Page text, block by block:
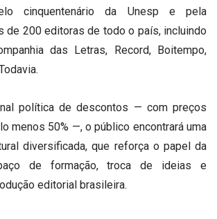
cinquentenário da Unesp e pela
de 200 editoras de todo o país, incluindo
das Letras, Record, Boitempo,
política de descontos — com preços
menos 50% —, o público encontrará uma
diversificada, que reforça o papel da
de formação, troca de ideias e
editorial brasileira.